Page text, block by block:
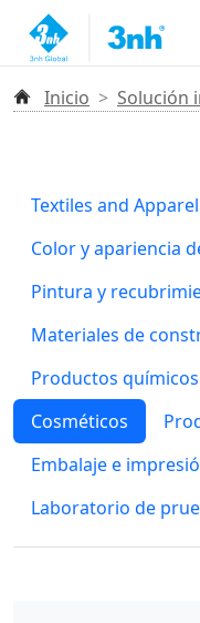
Inicio > Solución
Textiles and Apparel
Color y apariencia
Pintura y
Materiales de
Productos
Cosméticos
Embalaje e
Laboratorio de